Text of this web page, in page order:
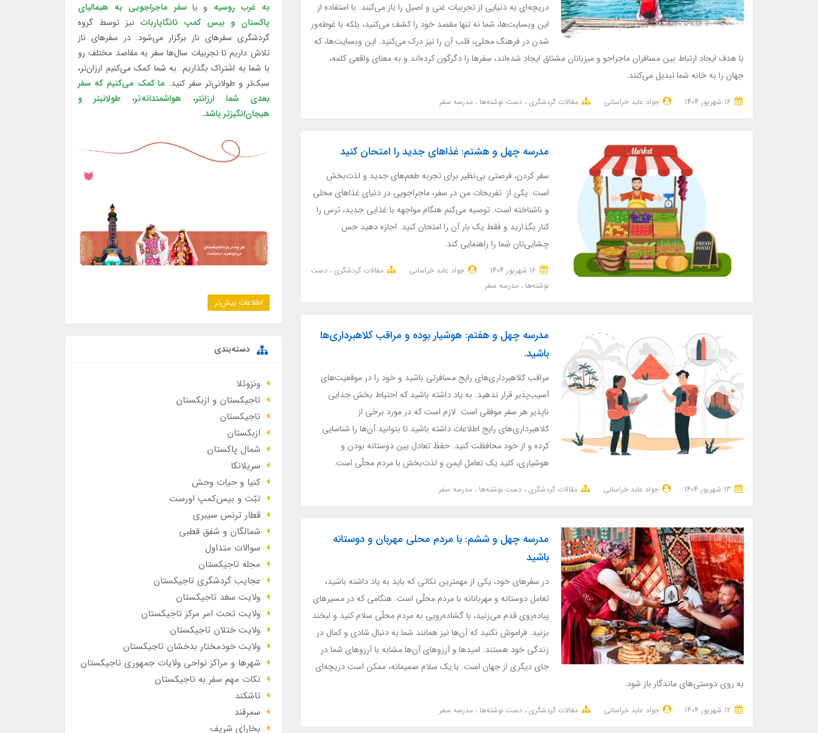
دریچه‌ای به دنیایی از تجربیات غنی و اصیل را باز می‌کنند. با استفاده از
این وبسایت‌ها، شما نه تنها مقصد خود را کشف می‌کنید، بلکه با غوطه‌ور
شدن در فرهنگ محلی، قلب آن را نیز درک می‌کنید. این وبسایت‌ها، که
با هدف ایجاد ارتباط بین مسافران ماجراجو و میزبانان مشتاق ایجاد شده‌اند، سفرها را دگرگون کرده‌اند و به معنای واقعی کلمه،
جهان را به خانه شما تبدیل می‌کنند.
جواد عابد خراسانی مقالات گردشگری دست نوشته‌ها مدرسه سفر
مدرسه چهل و هشتم: غذاهای جدید را امتحان کنید
سفر کردن، فرصتی بی‌نظیر برای تجربه طعم‌های جدید و لذت‌بخش
است. یکی از تفریحات من در سفر، ماجراجویی در دنیای غذاهای محلی
و ناشناخته است. توصیه می‌کنم هنگام مواجهه با غذایی جدید، ترس را
کنار بگذارید و فقط یک بار آن را امتحان کنید. اجازه دهید حس
چشایی‌تان شما را راهنمایی کند.
جواد عابد خراسانی مقالات گردشگری دست
نوشته‌ها
مدرسه سفر
مدرسه چهل و هفتم: هوشیار بوده و مراقب کلاهبرداری‌ها
باشید.
مراقب کلاهبرداری‌های رایج مسافرتی باشید و خود را در موقعیت‌های
آسیب‌پذیر قرار ندهید. به یاد داشته باشید که احتیاط بخش جدایی
ناپذیر هر سفر موفقی است. لازم است که در مورد برخی از
کلاهبرداری‌های رایج اطلاعات داشته باشید تا بتوانید آن‌ها را شناسایی
کرده و از خود محافظت کنید. حفظ تعادل بین دوستانه بودن و
هوشیاری، کلید یک تعامل ایمن و لذت‌بخش با مردم محلّی است.
جواد عابد خراسانی مقالات گردشگری دست نوشته‌ها مدرسه سفر
مدرسه چهل و ششم: با مردم محلی مهربان و دوستانه
باشید
در سفرهای خود، یکی از مهمترین نکاتی که باید به یاد داشته باشید،
تعامل دوستانه و مهربانانه با مردم محلّی است. هنگامی که در مسیرهای
پیاده‌روی قدم می‌زنید، با گشاده‌رویی به مردم محلّی سلام کنید و لبخند
بزنید. فراموش نکنید که آن‌ها نیز همانند شما به دنبال شادی و کمال در
زندگی خود هستند. امیدها و آرزوهای آن‌ها مشابه با آرزوهای شما در
جای دیگری از جهان است. با یک سلام صمیمانه، ممکن است دریچه‌ای
به روی دوستی‌های ماندگار باز شود.
جواد عابد خراسانی مقالات گردشگری دست نوشته‌ها مدرسه سفر
به غرب روسیه و یاسفر ماجراجویی به هیمالیای
پاکستان و بیس کمپ نانگاپاربات نیز توسط گروه
گردشگری سفرهای ناز برگزار می‌شود. در سفرهای ناز
تلاش داریم تا تجربیات سال‌ها سفر به مقاصد مختلف رو
با شما به اشتراک بگذاریم. به شما کمک می‌کنیم ارزان‌تر،
سبک‌تر و طولانی‌تر سفر کنید. ما کمک می‌کنیم که سفر
بعدی شما ارزانتر، هواشمندانه‌تر، طولانی‎تر و
هیجان‌انگیزتر باشد.
اطلاعات بیش‌تر
دسته‌بندی
ونزوئلا
تاجیکستان و ازبکستان
تاجیکستان
ازبکستان
شمال پاکستان
سریلانکا
کنیا و حیات وحش
تبّت و بیس‌کمپ اورست
قطار ترنس سیبری
شمالگان و شفق قطبی
سوالات متداول
مجله تاجیکستان
عجایب گردشگری تاجیکستان
ولایت سغد تاجیکستان
ولایت تحت امر مرکز تاجیکستان
ولایت ختلان تاجیکستان
ولایت خودمختار بدخشان تاجیکستان
شهرها و مراکز نواحی ولایات جمهوری تاجیکستان
نکات مهم سفر به تاجیکستان
تاشکند
سمرقند
بخارای شریف